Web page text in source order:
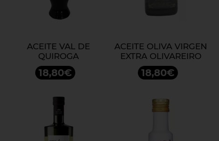
ACEITE VAL DE
QUIROGA
18,80€
ACEITE OLIVA VIRGEN
EXTRA OLIVAREIRO
18,80€